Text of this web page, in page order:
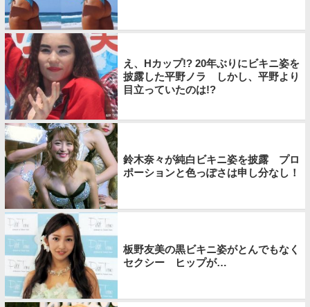
え、Hカップ!? 20年ぶりにビキニ姿を
披露した平野ノラ しかし、平野より
目立っていたのは!?
鈴木奈々が純白ビキニ姿を披露 プロ
ポーションと色っぽさは申し分なし！
板野友美の黒ビキニ姿がとんでもなく
セクシー ヒップが…